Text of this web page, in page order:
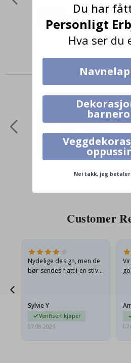
Alternative
Customer
Nydelige design, men de
bør sendes flatt i en stiv
Sylvie Y
Verifisert kjøper
07.08.2026
Du har
Personligt
Hva ser du
Nei takk, jeg